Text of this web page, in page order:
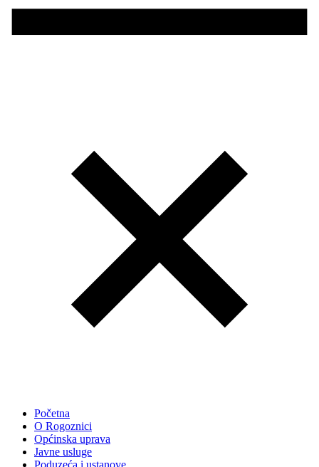
Početna
O Rogoznici
Općinska uprava
Javne usluge
Poduzeća i ustanove